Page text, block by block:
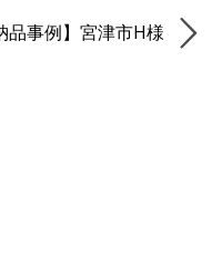
品事例】宮津市H様